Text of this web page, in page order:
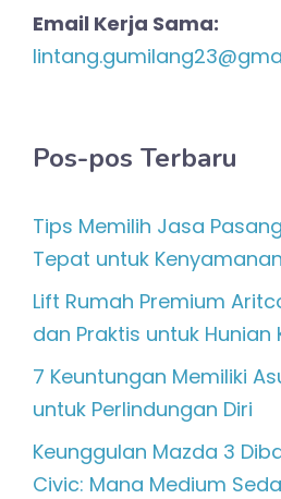
Email Kerja Sama:
Pos-pos Terbaru
Tips Memilih Jasa
Tepat untuk
Lift Rumah Premium
dan Praktis untuk Hunian
7 Keuntungan Memiliki
untuk Perlindungan Diri
Keunggulan Mazda 3
Civic: Mana Medium